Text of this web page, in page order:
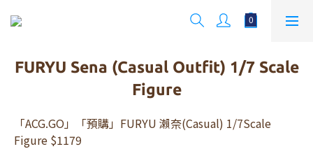
FURYU Sena (Casual Outfit) 1/7 Scale
Figure
「ACG.GO」「預購」FURYU 瀨奈(Casual) 1/7Scale
Figure $1179